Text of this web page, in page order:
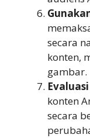
secara
konten,
gambar.
konten
secara